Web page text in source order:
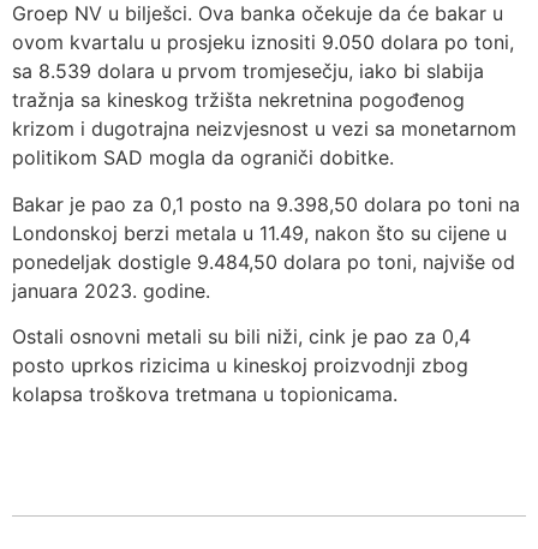
Groep NV u bilješci. Ova banka očekuje da će bakar u
ovom kvartalu u prosjeku iznositi 9.050 dolara po toni,
sa 8.539 dolara u prvom tromjesečju, iako bi slabija
tražnja sa kineskog tržišta nekretnina pogođenog
krizom i dugotrajna neizvjesnost u vezi sa monetarnom
politikom SAD mogla da ograniči dobitke.
Bakar je pao za 0,1 posto na 9.398,50 dolara po toni na
Londonskoj berzi metala u 11.49, nakon što su cijene u
ponedeljak dostigle 9.484,50 dolara po toni, najviše od
januara 2023. godine.
Ostali osnovni metali su bili niži, cink je pao za 0,4
posto uprkos rizicima u kineskoj proizvodnji zbog
kolapsa troškova tretmana u topionicama.